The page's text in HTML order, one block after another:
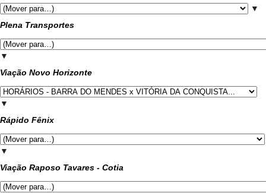
▼
Plena Transportes
▼
Viação Novo Horizonte
▼
Rápido Fênix
▼
Viação Raposo Tavares - Cotia